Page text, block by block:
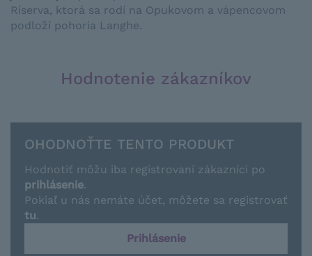
Riserva, ktorá sa rodí na Opukovom a vápencovom
podloží pohoria Langhe.
Hodnotenie zákazníkov
OHODNOŤTE TENTO PRODUKT
Hodnotiť môžu iba registrovaní zákazníci po
prihlásenie.
Pokiaľ u nás nemáte účet, môžete sa registrovať
tu.
Prihlásenie